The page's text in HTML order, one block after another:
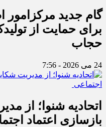
گام جدید مرکزامور
برای حمایت از
حجاب
24 می 2026 - 7:56
اتحادیه شنوا؛ از
بازسازی اعتماد